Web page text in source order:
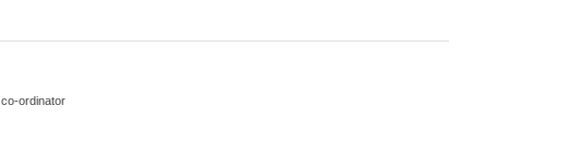
co-ordinator